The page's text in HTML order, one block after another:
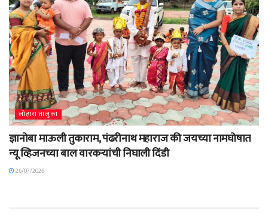
लोहारा तालुका
ज्ञानोबा माऊली तुकाराम, पंढरीनाथ महाराज की जयच्या नामघोषात
न्यू व्हिजनच्या बाल वारकऱ्यांची निघाली दिंडी
26/07/2026